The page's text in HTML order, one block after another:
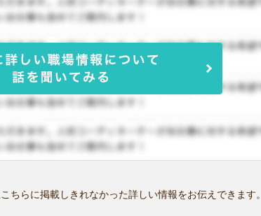
らに掲載しきれなかった詳しい情報をお伝えできます。